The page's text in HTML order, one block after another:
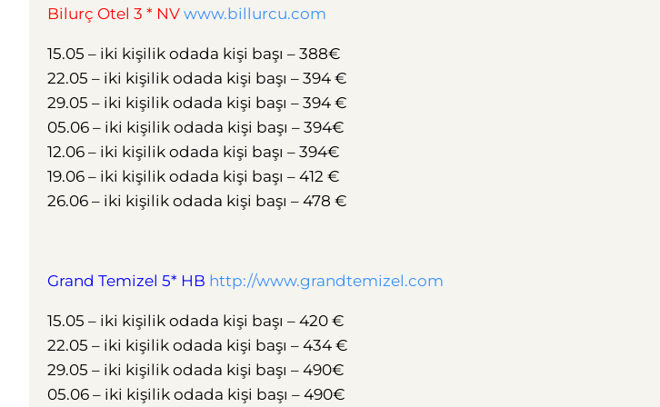
Bilurç Otel 3 * NV www.billurcu.com
15.05 – iki kişilik odada kişi başı – 388€
22.05 – iki kişilik odada kişi başı – 394 €
29.05 – iki kişilik odada kişi başı – 394 €
05.06 – iki kişilik odada kişi başı – 394€
12.06 – iki kişilik odada kişi başı – 394€
19.06 – iki kişilik odada kişi başı – 412 €
26.06 – iki kişilik odada kişi başı – 478 €
Grand Temizel 5* HB http://www.grandtemizel.com
15.05 – iki kişilik odada kişi başı – 420 €
22.05 – iki kişilik odada kişi başı – 434 €
29.05 – iki kişilik odada kişi başı – 490€
05.06 – iki kişilik odada kişi başı – 490€